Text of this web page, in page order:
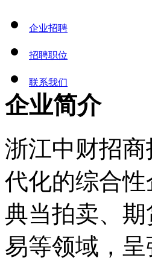
企业招聘
招聘职位
联系我们
企业简介
浙江中财招
代化的综合
典当拍卖、
易等领域，